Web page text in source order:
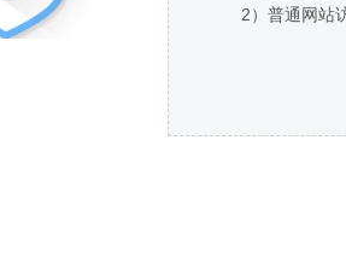
2）普通网站